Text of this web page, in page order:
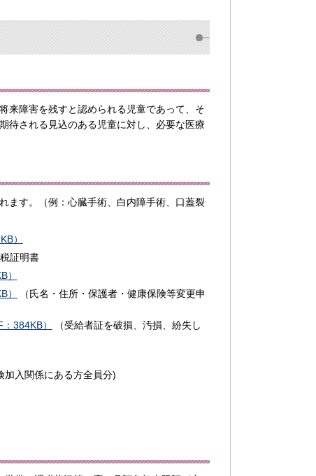
来障害を残すと認められる児童であって、そ
待される見込のある児童に対し、必要な医療
ます。（例：心臓手術、白内障手術、口蓋裂
）
証明書
）
）
（氏名・住所・保護者・健康保険等変更申
：384KB）
（受給者証を破損、汚損、紛失し
加入関係にある方全員分)